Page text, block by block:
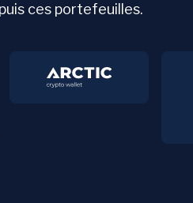
ces portefeuilles.